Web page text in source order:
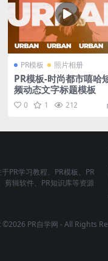
PR模板 照片相册
PR模板-时尚都市嘻哈
频动态文字标题模板
0 1 212
PR学习教程、PR模板、PR
剪辑软件、PR知识库等资源
PR自学网 - All Rights